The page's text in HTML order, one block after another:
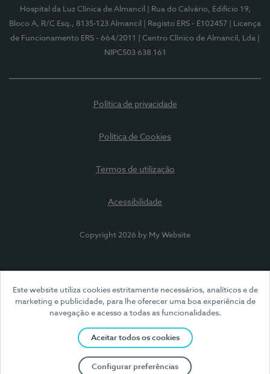
Este website utiliza cookies estritamente necessários, analíticos e de
marketing e publicidade, para lhe oferecer uma boa experiência de
navegação e acesso a todas as funcionalidades.
Aceitar todos os cookies
Configurar preferências
Hospital da Luz Clínica de Almancil
| Rua do Calvário, Edifício 19,
Bloco A, R/C Esq., 8135-123 Almancil
| Registo ERS - E102457
| Licença
de Funcionamento ERS - 664/2011
| Centro Clínico de Almancil, Lda
NIPC503 638 161
Política de privacidade
Política de Cookies
Termos de utilização
Acessibilidade
Copyright 2026 by My Website